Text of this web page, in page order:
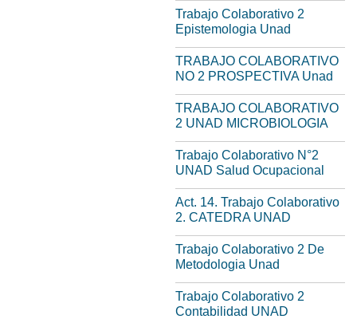
Trabajo Colaborativo 2
Epistemologia Unad
TRABAJO COLABORATIVO
NO 2 PROSPECTIVA Unad
TRABAJO COLABORATIVO
2 UNAD MICROBIOLOGIA
Trabajo Colaborativo N°2
UNAD Salud Ocupacional
Act. 14. Trabajo Colaborativo
2. CATEDRA UNAD
Trabajo Colaborativo 2 De
Metodologia Unad
Trabajo Colaborativo 2
Contabilidad UNAD